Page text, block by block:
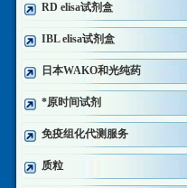
RD elisa试剂盒
IBL elisa试剂盒
日本WAKO和光纯药
*原时间试剂
免疫组化代测服务
质粒